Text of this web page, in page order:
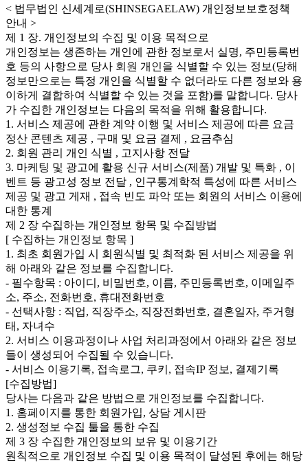
< 법무법인 신세계로(SHINSEGAELAW) 개인정보보호정책
안내 >
제 1 장. 개인정보의 수집 및 이용 목적으로
개인정보는 생존하는 개인에 관한 정보로서 실명, 주민등록번
호 등의 사항으로 당사 회원 개인을 식별할 수 있는 정보(당해
정보만으로는 특정 개인을 식별할 수 없더라도 다른 정보와 용
이하게 결합하여 식별할 수 있는 것을 포함)를 말합니다. 당사
가 수집한 개인정보는 다음의 목적을 위해 활용합니다.
1. 서비스 제공에 관한 계약 이행 및 서비스 제공에 따른 요금
정산 콘텐츠 제공 , 구매 및 요금 결제 , 요금추심
2. 회원 관리 개인 식별 , 고지사항 전달
3. 마케팅 및 광고에 활용 신규 서비스(제품) 개발 및 특화 , 이
벤트 등 광고성 정보 전달 , 인구통계학적 특성에 따른 서비스
제공 및 광고 게재 , 접속 빈도 파악 또는 회원의 서비스 이용에
대한 통계
제 2 장 수집하는 개인정보 항목 및 수집방법
[ 수집하는 개인정보 항목 ]
1. 최초 회원가입 시 회원식별 및 최적화 된 서비스 제공을 위
해 아래와 같은 정보를 수집합니다.
- 필수항목 : 아이디, 비밀번호, 이름, 주민등록번호, 이메일주
소, 주소, 전화번호, 휴대전화번호
- 선택사항 : 직업, 직장주소, 직장전화번호, 결혼일자, 주거형
태, 자녀수
2. 서비스 이용과정이나 사업 처리과정에서 아래와 같은 정보
들이 생성되어 수집될 수 있습니다.
- 서비스 이용기록, 접속로그, 쿠키, 접속IP 정보, 결제기록
[수집방법]
당사는 다음과 같은 방법으로 개인정보를 수집합니다.
1. 홈페이지를 통한 회원가입, 상담 게시판
2. 생성정보 수집 툴을 통한 수집
제 3 장 수집한 개인정보의 보유 및 이용기간
원칙적으로 개인정보 수집 및 이용 목적이 달성된 후에는 해당